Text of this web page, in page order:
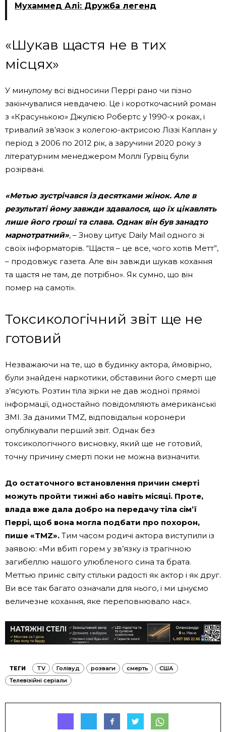
Мухаммед Алі: Дружба легенд
«Шукав щастя не в тих
місцях»
У минулому всі відносини Перрі рано чи пізно
закінчувалися невдачею. Це і короткочасний роман
з «Красунькою» Джулією Робертс у 1990-х роках, і
тривалий зв’язок з колегою-актрисою Ліззі Каплан у
період з 2006 по 2012 рік, а заручини 2020 року з
літературним менеджером Моллі Гурвіц були
розірвані.
«Метью зустрічався із десятками жінок. Але в
результаті йому завжди здавалося, що їх цікавлять
лише його гроші та слава. Однак він був занадто
марнотратний», – Знову цитує Daily Mail одного зі
своїх інформаторів. “Щастя – це все, чого хотів Метт”,
– продовжує газета. Але він завжди шукав кохання
та щастя не там, де потрібно». Як сумно, що він
помер на самоті».
Токсикологічний звіт ще не
готовий
Незважаючи на те, що в будинку актора, ймовірно,
були знайдені наркотики, обставини його смерті ще
з’ясують. Розтин тіла зірки не дав жодної прямої
інформації, одностайно повідомляють американські
ЗМІ. За даними TMZ, відповідальні коронери
опублікували перший звіт. Однак без
токсикологічного висновку, який ще не готовий,
точну причину смерті поки не можна визначити.
До остаточного встановлення причин смерті
можуть пройти тижні або навіть місяці. Проте,
влада вже дала добро на передачу тіла сім’ї
Перрі, щоб вона могла подбати про похорон,
пише «TMZ». Тим часом родичі актора виступили із
заявою: «Ми вбиті горем у зв’язку із трагічною
загибеллю нашого улюбленого сина та брата.
Меттью приніс світу стільки радості як актор і як друг.
Ви все так багато означали для нього, і ми цінуємо
величезне кохання, яке переповнювало нас».
ТЕГИ TV Голівуд розваги смерть
США
Телевізійні серіали